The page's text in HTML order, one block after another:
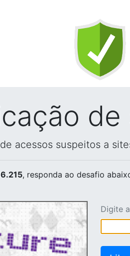
de
acessos suspeitos a
, responda ao desafio
Digite